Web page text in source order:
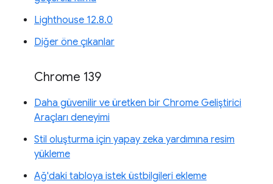
Lighthouse 12.8.0
Diğer öne çıkanlar
Chrome 139
Daha güvenilir ve üretken bir Chrome Geliştirici
Araçları deneyimi
Stil oluşturma için yapay zeka yardımına resim
yükleme
Ağ'daki tabloya istek üstbilgileri ekleme